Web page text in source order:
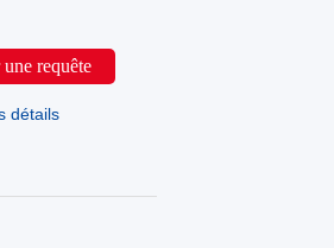
requête
détails